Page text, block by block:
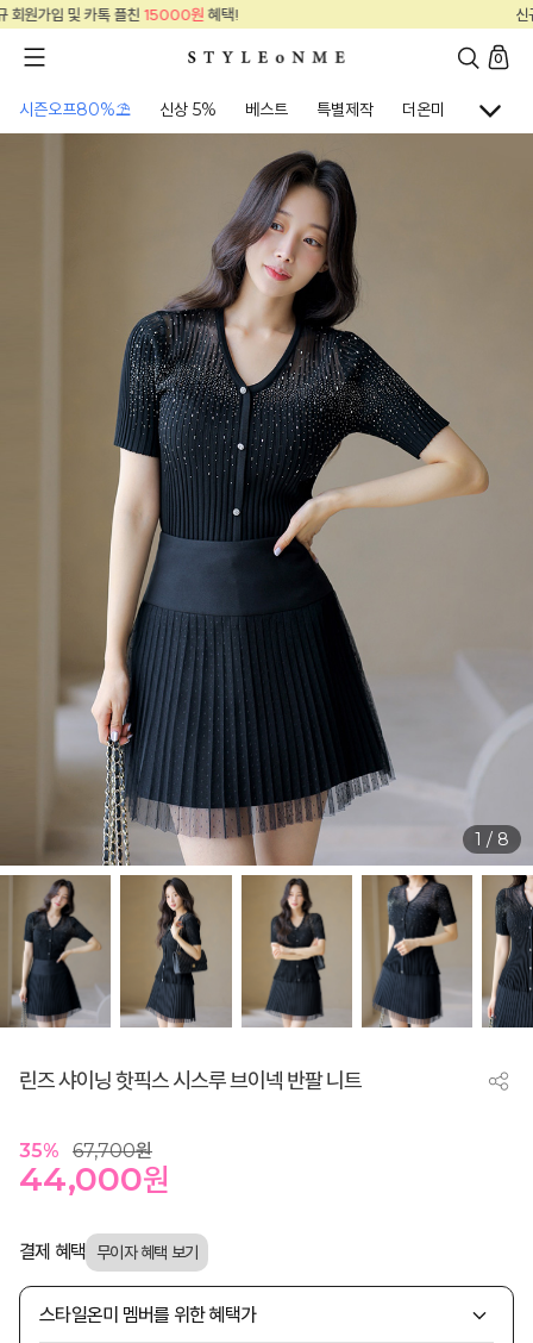
0
시즌오프80%⛱ 신상 5% 베스트 특별제작 더온미 골프웨어
1 / 8
린즈 샤이닝 핫픽스 시스루 브이넥 반팔 니트
35% 67,700원
44,000원
결제 혜택
스타일온미 멤버를 위한 혜택가